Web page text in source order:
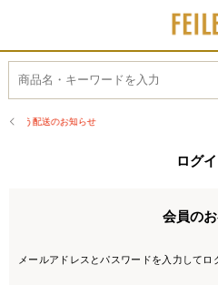
ログ
会員の
メールアドレスとパスワードを入力してロ